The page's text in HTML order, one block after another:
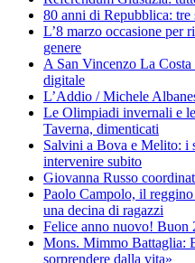
80 anni di Repubblica: tre
L’8 marzo occasione per
genere
A San Vincenzo La
digitale
L’Addio / Michele
Le Olimpiadi invernali e
Taverna, dimenticati
Salvini a Bova e Melito: i
intervenire subito
Giovanna Russo
Paolo Campolo, il
una decina di ragazzi
Felice anno nuovo! Buon
Mons. Mimmo Battaglia:
sorprendere dalla vita»